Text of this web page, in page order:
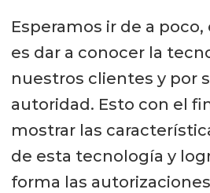
Esperamos ir de a
es dar a conocer la
nuestros clientes y por
autoridad. Esto con el
mostrar las
de esta tecnología y
forma las